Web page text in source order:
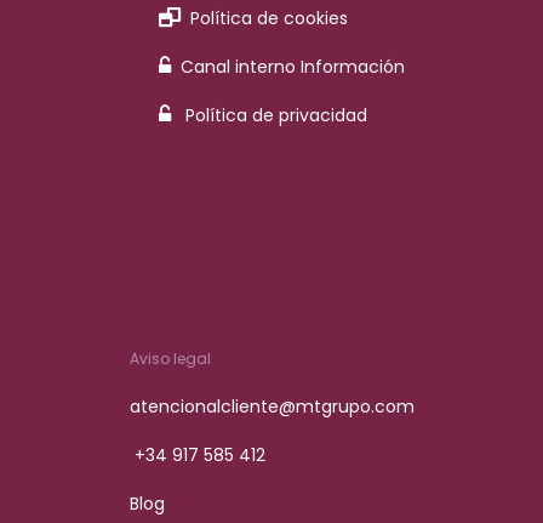
Política de cookies
Canal interno Información
Política de privacidad
Aviso legal
atencionalcliente@mtgrupo.com
+34 917 585 412
Blog